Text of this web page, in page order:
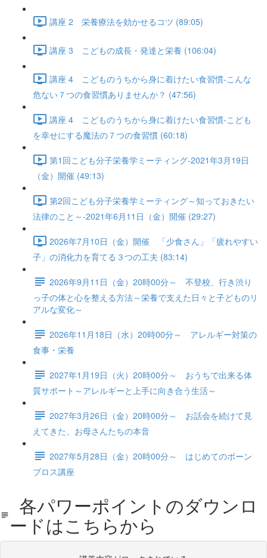
講座 2 栄養療法を効かせるコツ (89:05)
講座 3 こどもの成長・発達と栄養 (106:04)
講座 4 こどものうちから身に着けたい食習慣-こんな
危ない７つの食習慣ありませんか？ (47:56)
講座 4 こどものうちから身に着けたい食習慣-こども
を幸せにする魔法の７つの食習慣 (60:18)
第1回こども分子栄養学ミーティング-2021年3月19日
（金）開催 (49:13)
第2回こども分子栄養学ミーティング～知っておきたい
法律のこと～-2021年6月11日（金）開催 (29:27)
2026年7月10日（金）開催 「少食さん」「疲れやすい
子」の消化力を育てる３つの工夫 (83:14)
2026年9月11日（金）20時00分～ 不登校、行き渋り
っ子の体と心を整える方法～栄養で支えた日々と子どものリ
アルな変化～
2026年11月18日（水）20時00分～ アレルギー対策の
食事・栄養
2027年1月19日（火）20時00分～ おうちで出来る体
質サポート～アレルギーと上手に向き合う生活～
2027年3月26日（金）20時00分～ お話会を続けて見
えてきた、お母さんたちの本音
2027年5月28日（金）20時00分～ はじめてのボーン
ブロス講座
各パワーポイントのダウンロ
ードはこちらから